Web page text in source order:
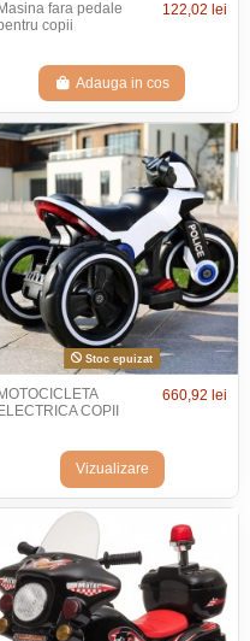
fara pedale
copii
122,02 lei
Adauga in cos
Stoc epuizat
MOTOCICLETA
ELECTRICA COPII
660,92 lei
Vizualizare